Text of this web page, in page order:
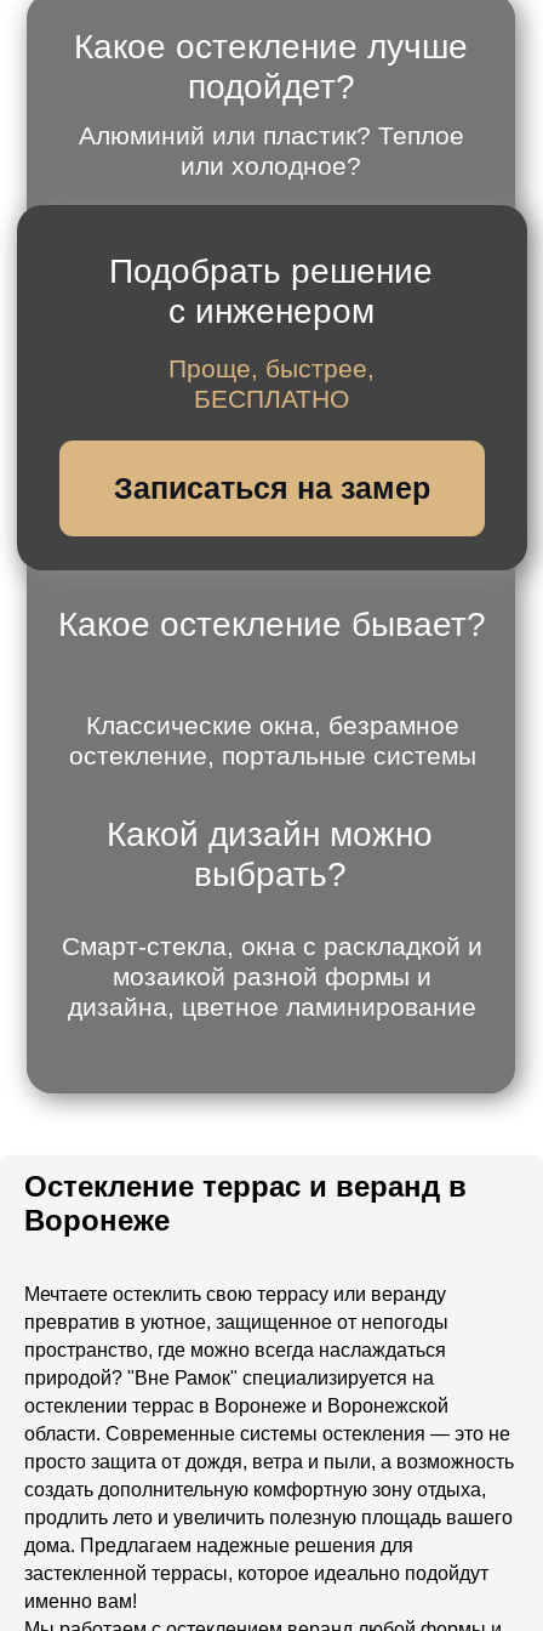
Какое остекление бывает?
Классические окна, безрамное
Какой дизайн можно
выбрать?
Смарт-стекла, окна с раскладкой и
мозаикой разной формы и
дизайна, цветное ламинирование
Записаться на замер
Остекление террас и веранд в
Воронеже
Мечтаете остеклить свою террасу или веранду
превратив в уютное, защищенное от непогоды
пространство, где можно всегда наслаждаться
природой? "Вне Рамок" специализируется на
остеклении террас в Воронеже и Воронежской
области. Современные системы остекления — это не
просто защита от дождя, ветра и пыли, а возможность
создать дополнительную комфортную зону отдыха,
продлить лето и увеличить полезную площадь вашего
дома. Предлагаем надежные решения для
застекленной террасы, которое идеально подойдут
именно вам!
Какие виды остекления
террас мы предлагаем в
Воронеже?
Алюминиевое
Рекомендуем для загородных домов
и коттеджей. Идеальны для
нестандартных, красивых,
дизайнерских решений (порталов,
панорамных окон)